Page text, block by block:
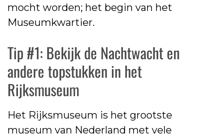
mocht worden; het begin van het
Museumkwartier.
Tip #1: Bekijk de Nachtwacht en
andere topstukken in het
Rijksmuseum
Het Rijksmuseum is het grootste
museum van Nederland met vele